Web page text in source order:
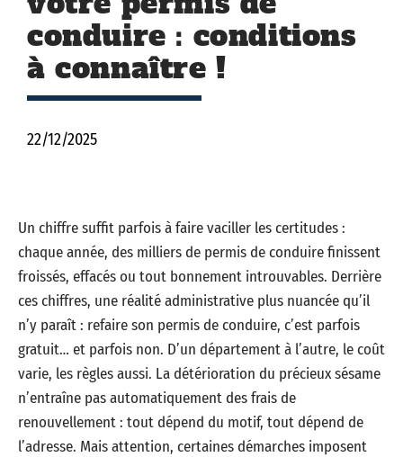
conduire : conditions
à connaître !
22/12/2025
Un chiffre suffit parfois à faire vaciller les certitudes :
chaque année, des milliers de permis de conduire finissent
froissés, effacés ou tout bonnement introuvables. Derrière
ces chiffres, une réalité administrative plus nuancée qu’il
n’y paraît : refaire son permis de conduire, c’est parfois
gratuit… et parfois non. D’un département à l’autre, le coût
varie, les règles aussi. La détérioration du précieux sésame
n’entraîne pas automatiquement des frais de
renouvellement : tout dépend du motif, tout dépend de
l’adresse. Mais attention, certaines démarches imposent